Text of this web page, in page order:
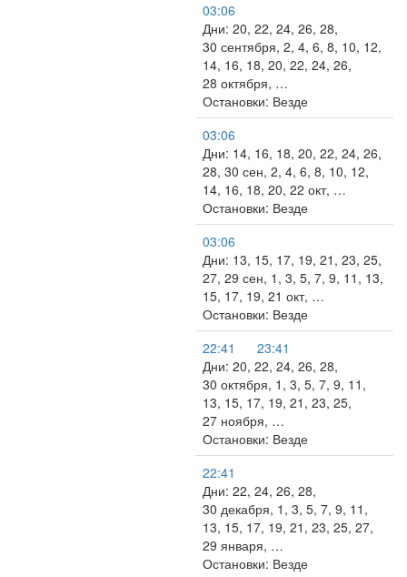
03:06
Дни: 20, 22, 24, 26, 28,
30 сентября, 2, 4, 6, 8, 10, 12,
14, 16, 18, 20, 22, 24, 26,
28 октября, …
Остановки: Везде
03:06
Дни: 14, 16, 18, 20, 22, 24, 26,
28, 30 сен, 2, 4, 6, 8, 10, 12,
14, 16, 18, 20, 22 окт, …
Остановки: Везде
03:06
Дни: 13, 15, 17, 19, 21, 23, 25,
27, 29 сен, 1, 3, 5, 7, 9, 11, 13,
15, 17, 19, 21 окт, …
Остановки: Везде
22:41
23:41
Дни: 20, 22, 24, 26, 28,
30 октября, 1, 3, 5, 7, 9, 11,
13, 15, 17, 19, 21, 23, 25,
27 ноября, …
Остановки: Везде
22:41
Дни: 22, 24, 26, 28,
30 декабря, 1, 3, 5, 7, 9, 11,
13, 15, 17, 19, 21, 23, 25, 27,
29 января, …
Остановки: Везде